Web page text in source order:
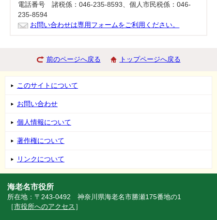
電話番号 諸税係：046-235-8593、個人市民税係：046-
235-8594
お問い合わせは専用フォームをご利用ください。
前のページへ戻る トップページへ戻る
このサイトについて
お問い合わせ
個人情報について
著作権について
リンクについて
海老名市役所
所在地：〒243-0492 神奈川県海老名市勝瀬175番地の1
［市役所へのアクセス ］